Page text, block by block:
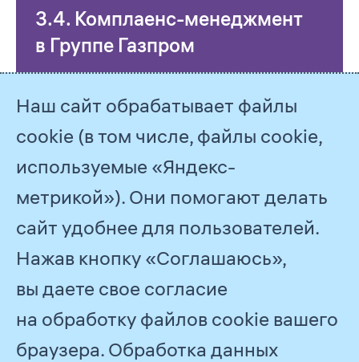
3.4. Комплаенс-менеджмент
в Группе Газпром
© 2026ПАО «Газпром»
Наш сайт обрабатывает файлы
cookie (в том числе, файлы cookie,
используемые «Яндекс-
метрикой»). Они помогают делать
сайт удобнее для пользователей.
Нажав кнопку «Соглашаюсь»,
вы даете свое согласие
на обработку файлов cookie вашего
браузера. Обработка данных